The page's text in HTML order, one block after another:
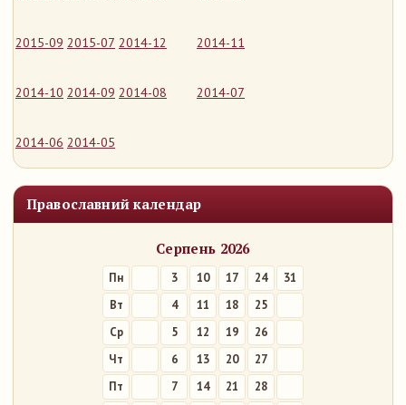
2015-09 2015-07 2014-12 2014-11
2014-10 2014-09 2014-08 2014-07
2014-06 2014-05
Православний календар
Серпень 2026
Пн 3 10 17 24
31
Вт
4 11 18
25
Ср
5 12 19
26
Чт
6 13 20
27
Пт
7 14 21
28